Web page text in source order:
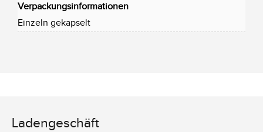
Verpackungsinformationen
Einzeln gekapselt
Ladengeschäft